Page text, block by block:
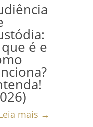
é e
mais →